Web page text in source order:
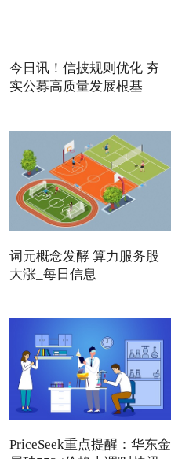
今日讯！信披规则优化 夯
实公募高质量发展根基
词元概念发酵 算力服务股
大涨_每日信息
PriceSeek重点提醒：华东金